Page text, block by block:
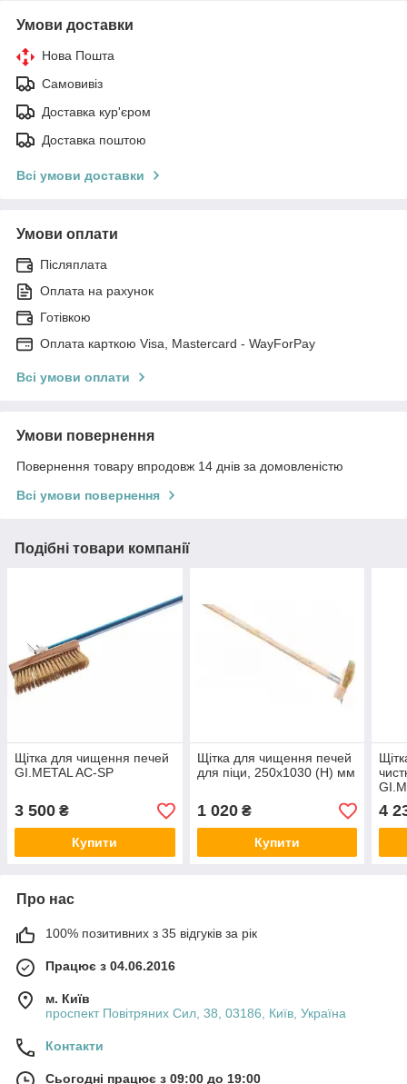
Умови доставки
Нова Пошта
Самовивіз
Доставка кур'єром
Доставка поштою
Всі умови доставки
Умови оплати
Післяплата
Оплата на рахунок
Готівкою
Оплата карткою Visa, Mastercard - WayForPay
Всі умови оплати
Умови повернення
Повернення товару впродовж 14 днів за домовленістю
Всі умови повернення
Подібні товари компанії
Щітка для чищення печей
GI.METAL AC-SP
3 500 ₴
Купити
Щітка для чищення печей
для піци, 250x1030 (H) мм
1 020₴
Купити
4
Про нас
100% позитивних з 35 відгуків за рік
Працює з 04.06.2016
м. Київ
проспект Повітряних Сил, 38, 03186, Київ, Україна
Контакти
Сьогодні працює з 09:00 до 19:00